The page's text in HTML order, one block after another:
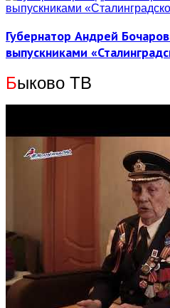
Губернатор Андрей
выпускниками
Быково ТВ